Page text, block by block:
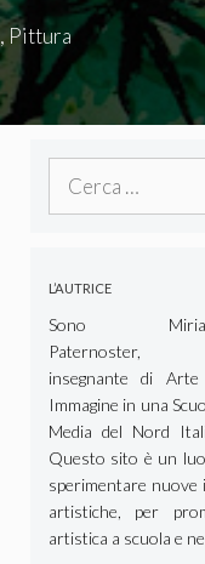
, Pittura
per:
L’AUTRICE
Sono
Paternoster,
insegnante di
Immagine in una
Media del Nord
Questo sito è un
sperimentare nuove
artistiche, per
artistica a scuola e